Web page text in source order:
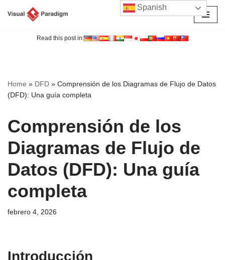
Read this post in:
Home » DFD » Comprensión de los Diagramas de Flujo de Datos
(DFD): Una guía completa
Comprensión de los
Diagramas de Flujo de
Datos (DFD): Una guía
completa
febrero 4, 2026
Introducción
Spanish